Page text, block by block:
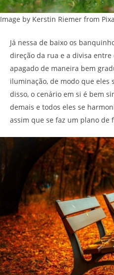
Image by Kerstin Riemer from
Já nessa de baixo os
direção da rua e a divisa entre
apagado de maneira bem
iluminação, de modo que eles
disso, o cenário em si é bem
demais e todos eles se
assim que se faz um plano de